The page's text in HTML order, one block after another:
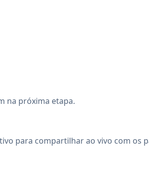
na próxima etapa.
para compartilhar ao vivo com os